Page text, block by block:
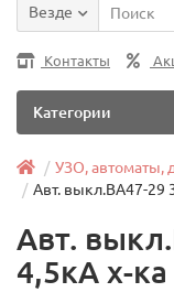
Везде
Контакты
Категории
УЗО, автоматы,
Авт. выкл.ВА47-29
Авт.
4,5кА х-